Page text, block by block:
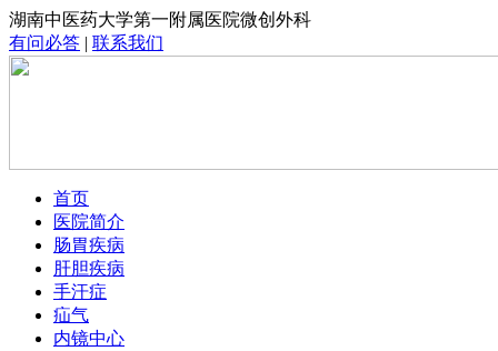
湖南中医药大学第一附属医院微创外科
有问必答 | 联系我们
首页
医院简介
肠胃疾病
肝胆疾病
手汗症
疝气
内镜中心